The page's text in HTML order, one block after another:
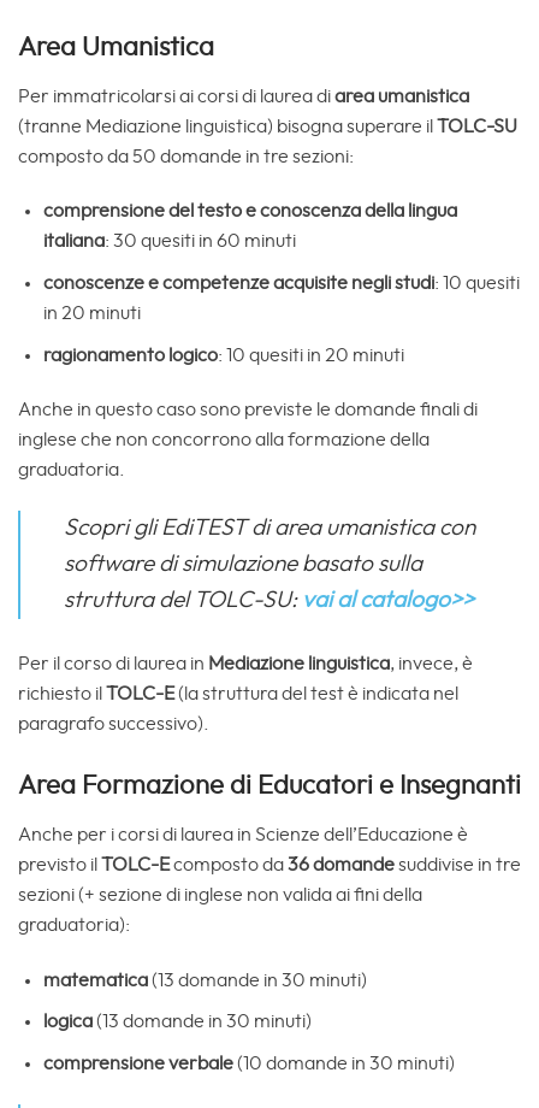
Area Umanistica
Per immatricolarsi ai corsi di laurea diarea umanistica
(tranne Mediazione linguistica) bisogna superare ilTOLC-SU
composto da 50 domande in tre sezioni:
comprensione del testo e conoscenza della lingua
italiana: 30 quesiti in 60 minuti
conoscenze e competenze acquisite negli studi: 10 quesiti
in 20 minuti
ragionamento logico: 10 quesiti in 20 minuti
Anche in questo caso sono previste le domande finali di
inglese che non concorrono alla formazione della
graduatoria.
Scopri gli EdiTEST di area umanistica con
software di simulazione basato sulla
struttura del TOLC-SU: vai al catalogo>>
Per il corso di laurea in Mediazione linguistica, invece, è
richiesto il TOLC-E(la struttura del test è indicata nel
paragrafo successivo).
Area Formazione di Educatori e Insegnanti
Anche per i corsi di laurea in Scienze dell’Educazione è
previsto il TOLC-Ecomposto da36 domandesuddivise in tre
sezioni (+ sezione di inglese non valida ai fini della
graduatoria):
matematica(13 domande in 30 minuti)
logica(13 domande in 30 minuti)
comprensione verbale(10 domande in 30 minuti)